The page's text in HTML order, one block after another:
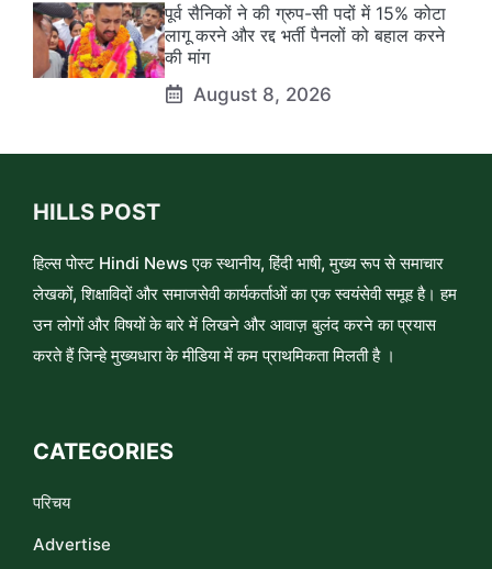
पूर्व सैनिकों ने की ग्रुप-सी पदों में 15% कोटा
लागू करने और रद्द भर्ती पैनलों को बहाल करने
की मांग
August 8, 2026
HILLS POST
हिल्स पोस्ट Hindi News एक स्थानीय, हिंदी भाषी, मुख्य रूप से समाचार
लेखकों, शिक्षाविदों और समाजसेवी कार्यकर्ताओं का एक स्वयंसेवी समूह है। हम
उन लोगों और विषयों के बारे में लिखने और आवाज़ बुलंद करने का प्रयास
करते हैं जिन्हे मुख्यधारा के मीडिया में कम प्राथमिकता मिलती है ।
CATEGORIES
परिचय
Advertise